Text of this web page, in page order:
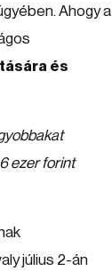
Ahogy a
és
ezer forint
július 2-án